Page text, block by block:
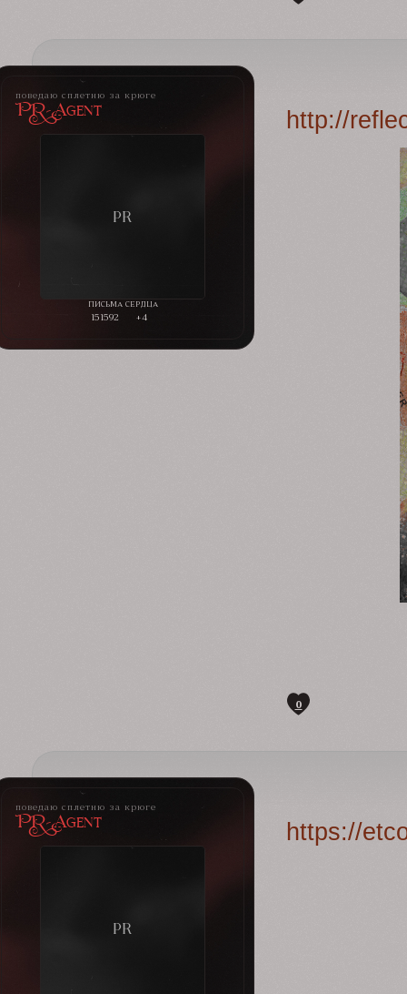
поведаю сплетню за крюге
PR-Agent
151592 +4
http://
0
поведаю сплетню за крюге
PR-Agent https://